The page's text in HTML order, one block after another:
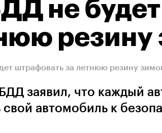
не
резину
штрафовать за летнюю резину
заявил, что каждый
свой автомобиль к